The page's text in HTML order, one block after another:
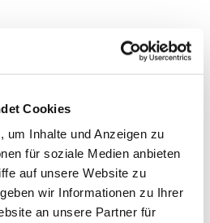
Cookies
um Inhalte und Anzeigen zu
für soziale Medien anbieten
auf unsere Website zu
wir Informationen zu Ihrer
an unsere Partner für